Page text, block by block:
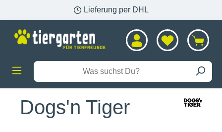
Lieferung per DHL
Dogs'n Tiger